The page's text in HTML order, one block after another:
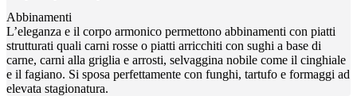
Abbinamenti
L’eleganza e il corpo armonico permettono abbinamenti con piatti
strutturati quali carni rosse o piatti arricchiti con sughi a base di
carne, carni alla griglia e arrosti, selvaggina nobile come il cinghiale
e il fagiano. Si sposa perfettamente con funghi, tartufo e formaggi ad
elevata stagionatura.